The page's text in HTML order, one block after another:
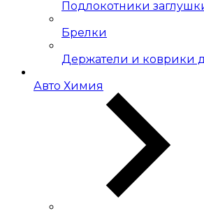
Подлокотники
Брелки
Держатели и коврики
Авто Химия